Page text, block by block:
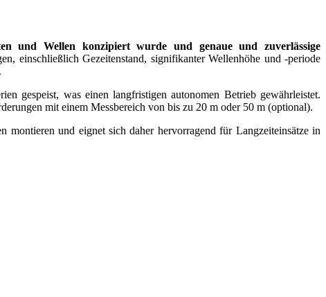
und Wellen konzipiert wurde und genaue und zuverlässige
einschließlich Gezeitenstand, signifikanter Wellenhöhe und -periode
gespeist, was einen langfristigen autonomen Betrieb gewährleistet.
mit einem Messbereich von bis zu 20 m oder 50 m (optional).
montieren und eignet sich daher hervorragend für Langzeiteinsätze in